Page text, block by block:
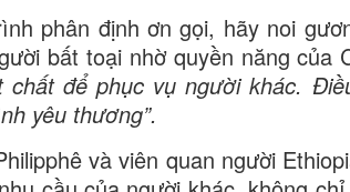
phân định ơn gọi, hãy noi
bất toại nhờ quyền năng của
chất để phục vụ người khác.
yêu thương”.
và viên quan người